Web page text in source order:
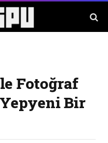
Fotoğraf
Bir